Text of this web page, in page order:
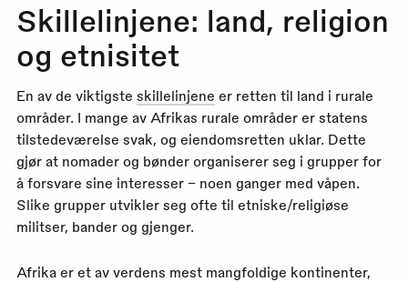
Skillelinjene: land, religion
og etnisitet
En av de viktigste skillelinjene er retten til land i rurale
områder. I mange av Afrikas rurale områder er statens
tilstedeværelse svak, og eiendomsretten uklar. Dette
gjør at nomader og bønder organiserer seg i grupper for
å forsvare sine interesser – noen ganger med våpen.
Slike grupper utvikler seg ofte til etniske/religiøse
militser, bander og gjenger.
Afrika er et av verdens mest mangfoldige kontinenter,